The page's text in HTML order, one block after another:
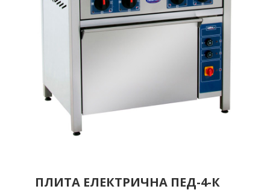
ПЛИТА ЕЛЕКТРИЧНА ПЕД-4-К